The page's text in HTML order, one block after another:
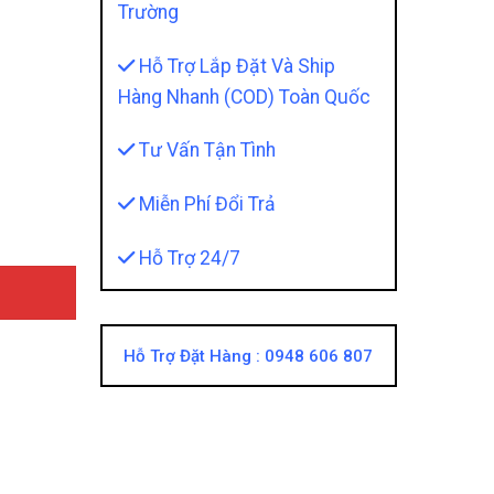
Hãng Thái Lan quantity
Trường
Hỗ Trợ Lắp Đặt Và Ship
Hàng Nhanh (COD) Toàn Quốc
Tư Vấn Tận Tình
Miễn Phí Đổi Trả
Hỗ Trợ 24/7
Hỗ Trợ Đặt Hàng : 0948 606 807